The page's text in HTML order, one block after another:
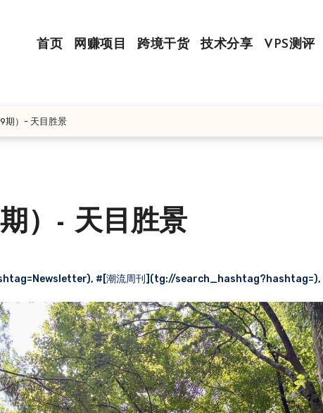
首页 网赚项目 跨境干货 技术分享 VPS测评
期）- 天目胜景
）- 天目胜景
, #[潮流周刊](tg://search_hashtag?hashtag=),